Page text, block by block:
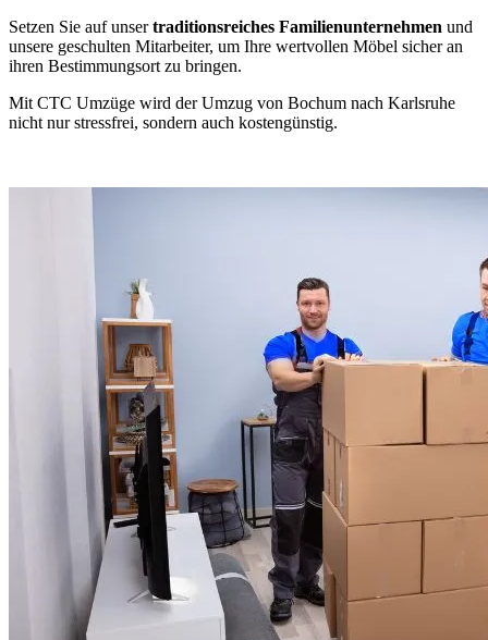
Setzen Sie auf unsertraditionsreiches Familienunternehmen und
unsere geschulten Mitarbeiter, um Ihre wertvollen Möbel sicher an
ihren Bestimmungsort zu bringen.
Mit CTC Umzüge wird der Umzug von Bochum nach Karlsruhe
nicht nur stressfrei, sondern auch kostengünstig.